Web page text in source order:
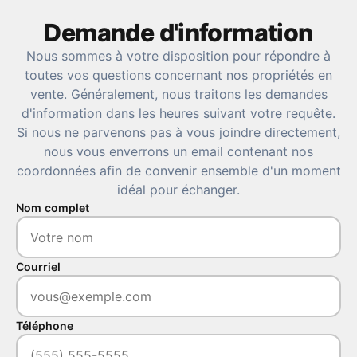
Demande d'information
Nous sommes à votre disposition pour répondre à
toutes vos questions concernant nos propriétés en
vente. Généralement, nous traitons les demandes
d'information dans les heures suivant votre requête.
Si nous ne parvenons pas à vous joindre directement,
nous vous enverrons un email contenant nos
coordonnées afin de convenir ensemble d'un moment
idéal pour échanger.
Nom complet
Courriel
Téléphone